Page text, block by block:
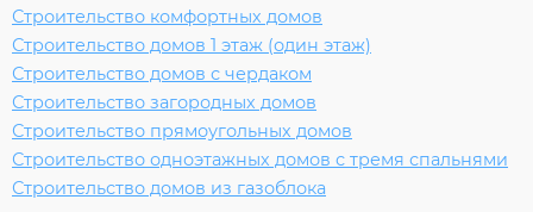
Строительство комфортных домов
Строительство домов 1 этаж (один этаж)
Строительство домов с чердаком
Строительство загородных домов
Строительство прямоугольных домов
Строительство одноэтажных домов с тремя спальнями
Строительство домов из газоблока